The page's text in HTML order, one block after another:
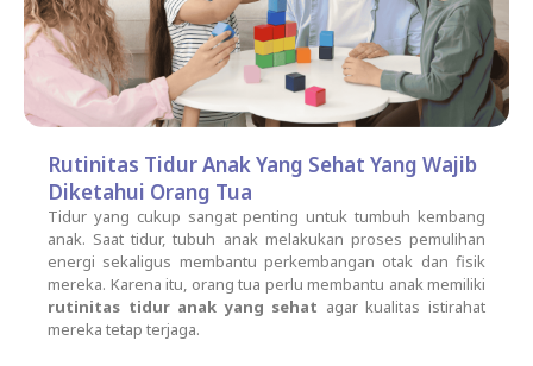
Rutinitas Tidur Anak Yang Sehat Yang Wajib
Diketahui Orang Tua
Tidur yang cukup sangat penting untuk tumbuh kembang
anak. Saat tidur, tubuh anak melakukan proses pemulihan
energi sekaligus membantu perkembangan otak dan fisik
mereka. Karena itu, orang tua perlu membantu anak memiliki
rutinitas tidur anak yang sehat agar kualitas istirahat
mereka tetap terjaga.